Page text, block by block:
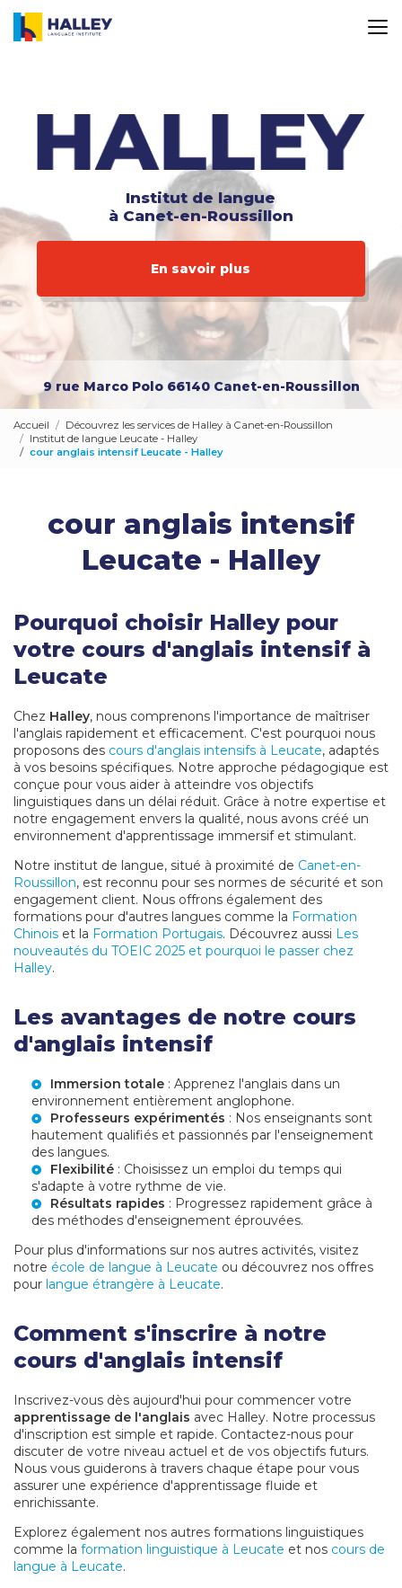
contenu
Institut de langue
à Canet-en-Roussillon
En savoir plus
9 rue Marco Polo 66140 Canet-en-Roussillon
Accueil
Découvrez les services de Halley à Canet-en-Roussillon
Institut de langue Leucate - Halley
cour anglais intensif Leucate - Halley
cour anglais intensif
Leucate - Halley
Pourquoi choisir Halley pour
votre cours d'anglais intensif à
Leucate
Chez Halley, nous comprenons l'importance de maîtriser
l'anglais rapidement et efficacement. C'est pourquoi nous
proposons des cours d'anglais intensifs à Leucate, adaptés
à vos besoins spécifiques. Notre approche pédagogique est
conçue pour vous aider à atteindre vos objectifs
linguistiques dans un délai réduit. Grâce à notre expertise et
notre engagement envers la qualité, nous avons créé un
environnement d'apprentissage immersif et stimulant.
Notre institut de langue, situé à proximité de Canet-en-
Roussillon, est reconnu pour ses normes de sécurité et son
engagement client. Nous offrons également des
formations pour d'autres langues comme la Formation
Chinois et la Formation Portugais. Découvrez aussi Les
nouveautés du TOEIC 2025 et pourquoi le passer chez
Halley.
Les avantages de notre cours
d'anglais intensif
Immersion totale : Apprenez l'anglais dans un
environnement entièrement anglophone.
Professeurs expérimentés : Nos enseignants sont
hautement qualifiés et passionnés par l'enseignement
des langues.
Flexibilité : Choisissez un emploi du temps qui
s'adapte à votre rythme de vie.
Résultats rapides : Progressez rapidement grâce à
des méthodes d'enseignement éprouvées.
Pour plus d'informations sur nos autres activités, visitez
notre école de langue à Leucate ou découvrez nos offres
pour langue étrangère à Leucate.
Comment s'inscrire à notre
cours d'anglais intensif
Inscrivez-vous dès aujourd'hui pour commencer votre
apprentissage de l'anglais avec Halley. Notre processus
d'inscription est simple et rapide. Contactez-nous pour
discuter de votre niveau actuel et de vos objectifs futurs.
Nous vous guiderons à travers chaque étape pour vous
assurer une expérience d'apprentissage fluide et
enrichissante.
Explorez également nos autres formations linguistiques
comme la formation linguistique à Leucate et nos cours de
langue à Leucate.